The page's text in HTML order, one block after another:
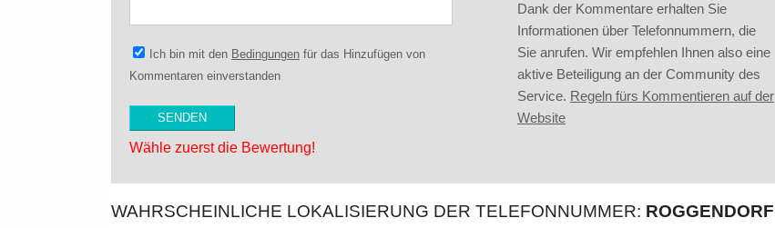
Ich bin mit den Bedingungen für das Hinzufügen von
Kommentaren einverstanden
Wähle zuerst die Bewertung!
Dank der Kommentare erhalten Sie
Informationen über Telefonnummern, die
Sie anrufen. Wir empfehlen Ihnen also eine
aktive Beteiligung an der Community des
Service. Regeln fürs Kommentieren auf der
Website
WAHRSCHEINLICHE LOKALISIERUNG DER TELEFONNUMMER: ROGGENDORF